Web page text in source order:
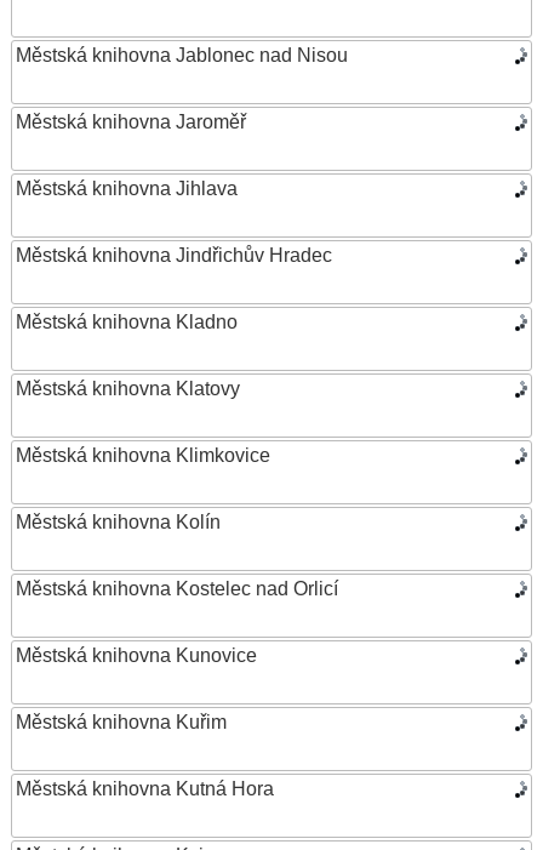
Městská knihovna Jablonec nad Nisou
Městská knihovna Jaroměř
Městská knihovna Jihlava
Městská knihovna Jindřichův Hradec
Městská knihovna Kladno
Městská knihovna Klatovy
Městská knihovna Klimkovice
Městská knihovna Kolín
Městská knihovna Kostelec nad Orlicí
Městská knihovna Kunovice
Městská knihovna Kuřim
Městská knihovna Kutná Hora